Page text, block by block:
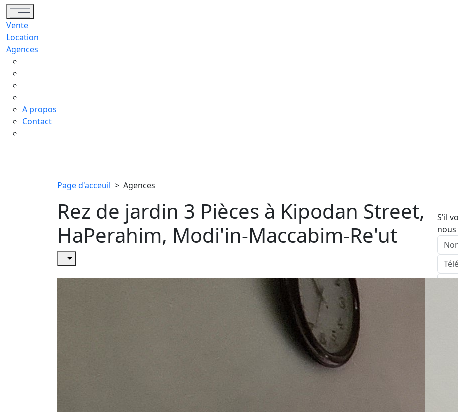
Toggle navigation
Vente
Location
Agences
A propos
Contact
Page d'acceuil > Agences
Rez de jardin 3 Pièces à Kipodan Street,
HaPerahim, Modi'in-Maccabim-Re'ut
S'il